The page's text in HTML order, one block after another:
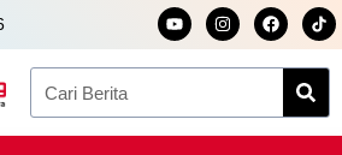
Y
o
t
e
I
n
s
t
r
a
F
a
c
e
o
k